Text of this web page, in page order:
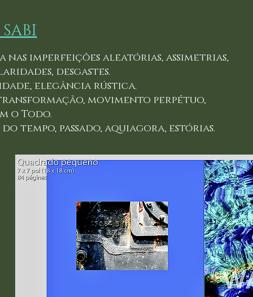
nas imperfeições aleatórias, assimetrias,
desgastes.
elegância rústica.
movimento perpétuo,
o Todo.
tempo, passado, aquiagora, estórias.